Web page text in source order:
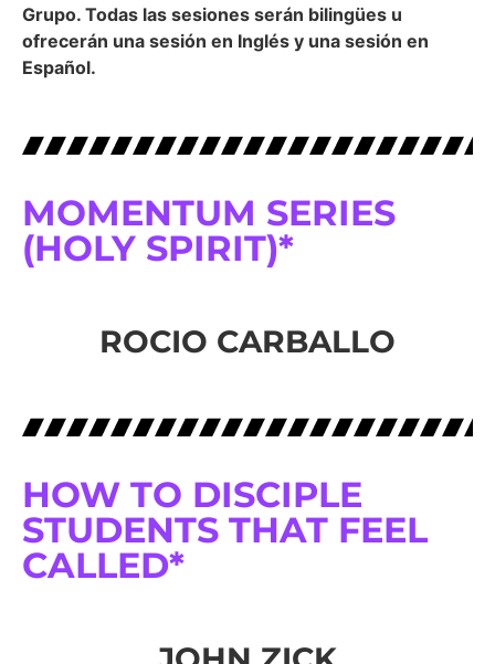
Grupo. Todas las sesiones serán bilingües u
ofrecerán una sesión en Inglés y una sesión en
Español.
MOMENTUM SERIES
(HOLY SPIRIT)*
ROCIO CARBALLO
HOW TO DISCIPLE
STUDENTS THAT FEEL
CALLED*